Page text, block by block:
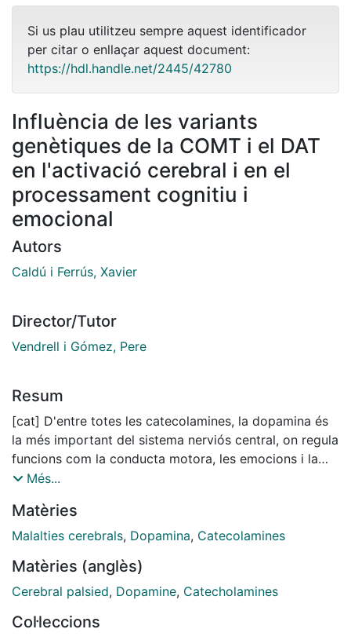
Si us plau utilitzeu sempre aquest identificador
per citar o enllaçar aquest document:
https://hdl.handle.net/2445/42780
Influència de les variants
genètiques de la COMT i el DAT
en l'activació cerebral i en el
processament cognitiu i
emocional
Autors
Caldú i Ferrús, Xavier
Director/Tutor
Vendrell i Gómez, Pere
Resum
[cat] D'entre totes les catecolamines, la dopamina és
la més important del sistema nerviós central, on regula
funcions com la conducta motora, les emocions i la
cognició. Donada la implicació del sistema
ara l'esquizofrènia, la malaltia de Parkinson o el
trastorn per dèficit d'atenció amb hiperactivitat,
importància. Els dos mecanismes més importants de
terminació de l'activitat dopaminèrgica a nivell
de la dopamina (DAT) i la degradació a través de la
Més...
Matèries
Malalties cerebrals, Dopamina, Catecolamines
Matèries (anglès)
Cerebral palsied, Dopamine, Catecholamines
Col·leccions